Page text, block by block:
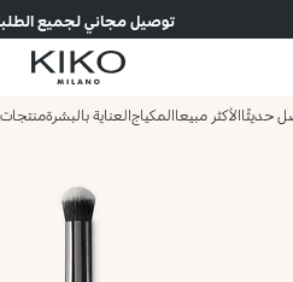
توصيل مجاني لجميع
حديثًاالأكثر مبيعاالمكياجالعناية بالبشرة